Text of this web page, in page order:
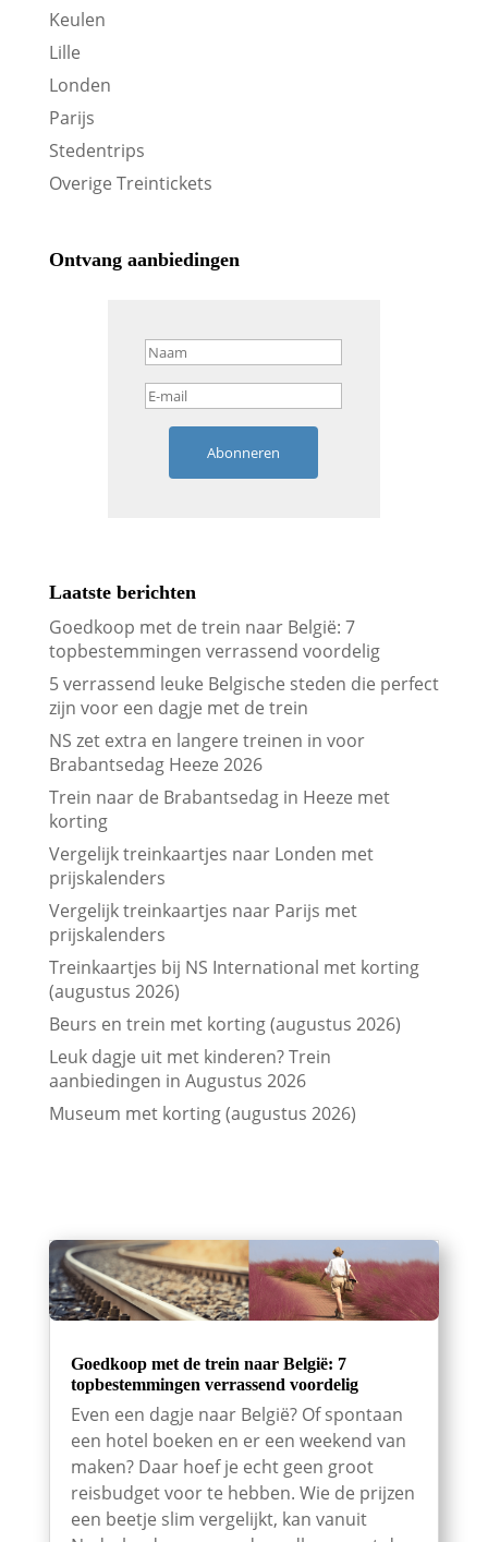
Keulen
Lille
Londen
Parijs
Stedentrips
Overige Treintickets
Ontvang aanbiedingen
Abonneren
Laatste berichten
Goedkoop met de trein naar België: 7
topbestemmingen verrassend voordelig
5 verrassend leuke Belgische steden die perfect
zijn voor een dagje met de trein
NS zet extra en langere treinen in voor
Brabantsedag Heeze 2026
Trein naar de Brabantsedag in Heeze met
korting
Vergelijk treinkaartjes naar Londen met
prijskalenders
Vergelijk treinkaartjes naar Parijs met
prijskalenders
Treinkaartjes bij NS International met korting
(augustus 2026)
Beurs en trein met korting (augustus 2026)
Leuk dagje uit met kinderen? Trein
aanbiedingen in Augustus 2026
Museum met korting (augustus 2026)
Goedkoop met de trein naar België: 7
topbestemmingen verrassend voordelig
Even een dagje naar België? Of spontaan
een hotel boeken en er een weekend van
maken? Daar hoef je echt geen groot
reisbudget voor te hebben. Wie de prijzen
een beetje slim vergelijkt, kan vanuit